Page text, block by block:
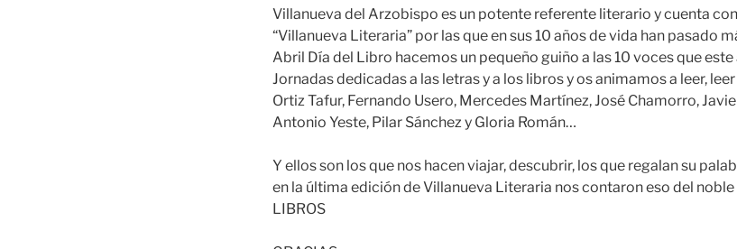
Villanueva del Arzobispo es un potente referente literario y cuenta
“Villanueva Literaria” por las que en sus 10 años de vida han pasado
Abril Día del Libro hacemos un pequeño guiño a las 10 voces que
Jornadas dedicadas a las letras y a los libros y os animamos a leer,
Ortiz Tafur, Fernando Usero, Mercedes Martínez, José Chamorro,
Antonio Yeste, Pilar Sánchez y Gloria Román…
Y ellos son los que nos hacen viajar, descubrir, los que regalan su
en la última edición de Villanueva Literaria nos contaron eso del
LIBROS